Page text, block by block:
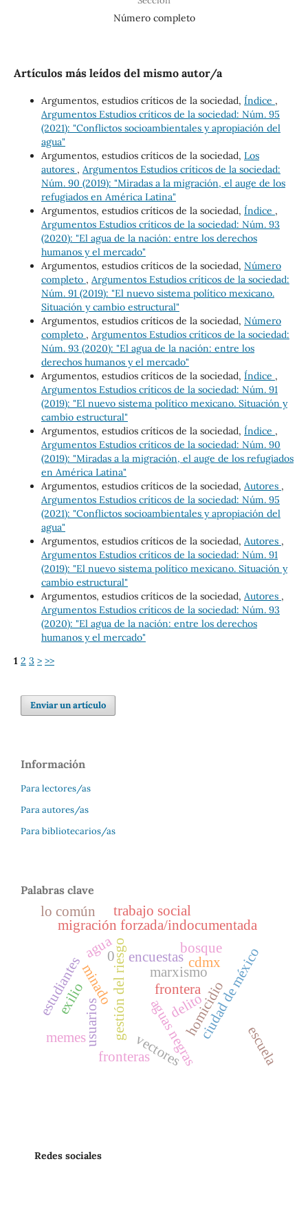
Número completo
Artículos más leídos del mismo autor/a
Argumentos, estudios críticos de la sociedad, Índice ,
Argumentos Estudios críticos de la sociedad: Núm. 95
(2021): "Conflictos socioambientales y apropiación del
agua"
Argumentos, estudios críticos de la sociedad, Los
autores , Argumentos Estudios críticos de la sociedad:
Núm. 90 (2019): "Miradas a la migración, el auge de los
refugiados en América Latina"
Argumentos, estudios críticos de la sociedad, Índice ,
Argumentos Estudios críticos de la sociedad: Núm. 93
(2020): "El agua de la nación: entre los derechos
humanos y el mercado"
Argumentos, estudios críticos de la sociedad, Número
completo , Argumentos Estudios críticos de la sociedad:
Núm. 91 (2019): "El nuevo sistema político mexicano.
Situación y cambio estructural"
Argumentos, estudios críticos de la sociedad, Número
completo , Argumentos Estudios críticos de la sociedad:
Núm. 93 (2020): "El agua de la nación: entre los
derechos humanos y el mercado"
Argumentos, estudios críticos de la sociedad, Índice ,
Argumentos Estudios críticos de la sociedad: Núm. 91
(2019): "El nuevo sistema político mexicano. Situación y
cambio estructural"
Argumentos, estudios críticos de la sociedad, Índice ,
Argumentos Estudios críticos de la sociedad: Núm. 90
(2019): "Miradas a la migración, el auge de los refugiados
en América Latina"
Argumentos, estudios críticos de la sociedad, Autores ,
Argumentos Estudios críticos de la sociedad: Núm. 95
(2021): "Conflictos socioambientales y apropiación del
agua"
Argumentos, estudios críticos de la sociedad, Autores ,
Argumentos Estudios críticos de la sociedad: Núm. 91
(2019): "El nuevo sistema político mexicano. Situación y
cambio estructural"
Argumentos, estudios críticos de la sociedad, Autores ,
Argumentos Estudios críticos de la sociedad: Núm. 93
(2020): "El agua de la nación: entre los derechos
humanos y el mercado"
1 2 3 > >>
Enviar un artículo
Información
Para lectores/as
Para autores/as
Para bibliotecarios/as
Palabras clave
marxismo
homicidio
gestión del riesgo aguas negras
usuarios
encuestas
memes ciudad de méxico
cdmx
delito
migración forzada/indocumentada
minado
bosque
agua
trabajo social
vectores escuela
estudiantes frontera
lo común
exilio
fronteras
0
Redes sociales